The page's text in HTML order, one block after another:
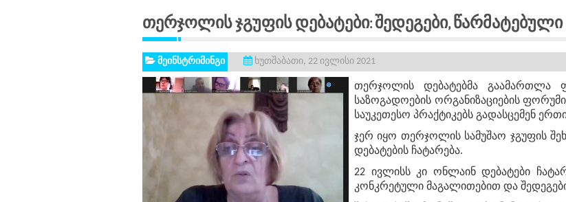
Თერჯოლის Ჯგუფის Დებატები: Შედეგები, Წარმატებული
მეინსტრიმინგი ხუთშაბათი, 22 ივლისი 2021
თერჯოლის დებატებმა გაამართლა
საზოგადოების ორგანიზაციების
საუკეთესო პრაქტიკებს გადასცემენ
ჯერ იყო თერჯოლის სამუშაო ჯგუფის
დებატების ჩატარება.
22 ივლისს კი ონლაინ დებატები
კონკრეტული მაგალითებით და